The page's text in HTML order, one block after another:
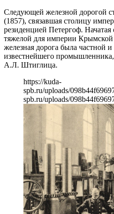
Следующей железной дорогой
(1857), связавшая столицу
резиденцией Петергоф. Начатая
тяжелой для империи
железная дорога была частной и
известнейшего
А.Л. Штиглица.
https://kuda-
spb.ru/uploads/
spb.ru/uploads/